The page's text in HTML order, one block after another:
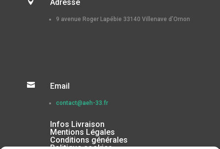
Adresse
9 avenue Roger Lapébie 33140 Villenave d’Ornon
 Email
contact@aeh-33.fr
Infos Livraison
Mentions Légales
Conditions générales